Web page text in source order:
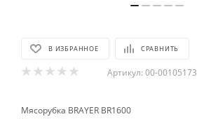
В ИЗБРАННОЕ СРАВНИТЬ
Артикул: 00-00105173
Мясорубка BRAYER BR1600